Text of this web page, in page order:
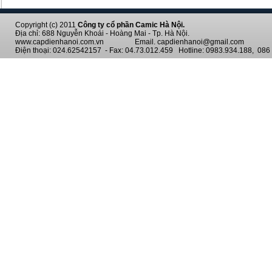
Copyright (c) 2011 Công ty cổ phần Camic Hà Nội.
Địa chỉ: 688 Nguyễn Khoái - Hoàng Mai - Tp. Hà Nội.
www.capdienhanoi.com.vn Email. capdienhanoi@gmail.com
Điện thoại: 024.62542157 - Fax: 04.73.012.459 Hotline: 0983.934.188, 086